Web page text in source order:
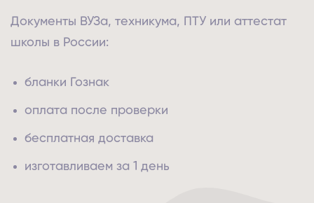
Документы ВУЗа, техникума, ПТУ или аттестат
школы в России:
бланки Гознак
оплата после проверки
бесплатная доставка
изготавливаем за 1 день